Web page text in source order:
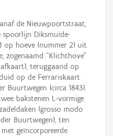
de Nieuwpoortstraat,
spoorlijn Diksmuide-
op hoeve (nummer 2) uit
zogenaamd "Klichthove"
teruggaand op
op de Ferrariskaart
Buurtwegen (circa 1843).
bakstenen L-vormige
(grosso modo
Buurtwegen), ten
geïncorporeerde